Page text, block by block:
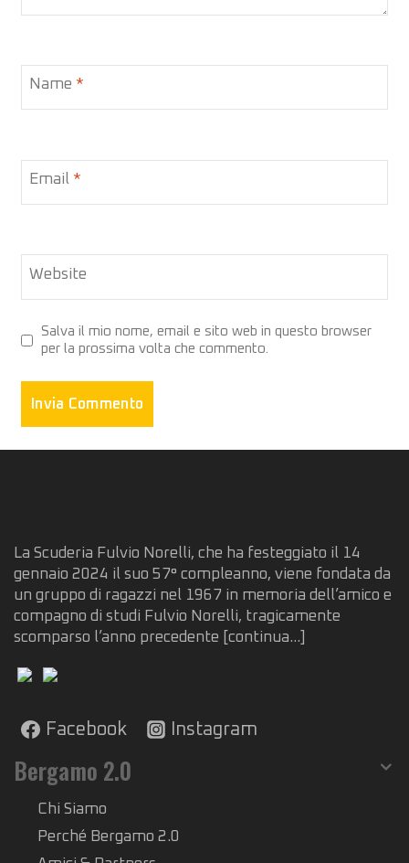
Name *
Email *
Website
Salva il mio nome, email e sito web in questo browser
per la prossima volta che commento.
La Scuderia Fulvio Norelli, che ha festeggiato il 14
gennaio 2024 il suo 57° compleanno, viene fondata da
un gruppo di ragazzi nel 1967 in memoria dell’amico e
compagno di studi Fulvio Norelli, tragicamente
scomparso l’anno precedente
[continua...]
Facebook Instagram
Bergamo 2.0
Chi Siamo
Perché Bergamo 2.0